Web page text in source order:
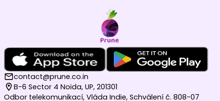
contact@prune.co.in
B-6 Sector 4 Noida, UP, 201301
Odbor telekomunikací, Vláda Indie, Schválení č. 808-07